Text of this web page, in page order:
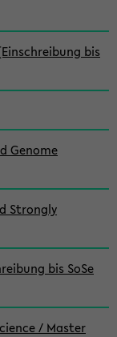
bis
Genome
Strongly
bis SoSe
/ Master